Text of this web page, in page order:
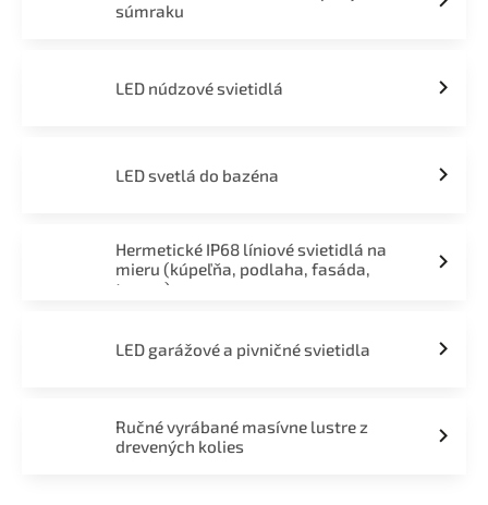
súmraku
LED núdzové svietidlá
LED svetlá do bazéna
Hermetické IP68 líniové svietidlá na
mieru (kúpeľňa, podlaha, fasáda,
terasa)
LED garážové a pivničné svietidla
Ručné vyrábané masívne lustre z
drevených kolies